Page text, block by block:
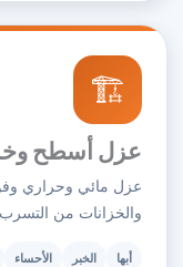
🏗️
عزل أسطح
عزل مائي وحراري
والخزانات من
أبها الخبر الأحساء